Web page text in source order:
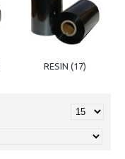
RESIN (17)